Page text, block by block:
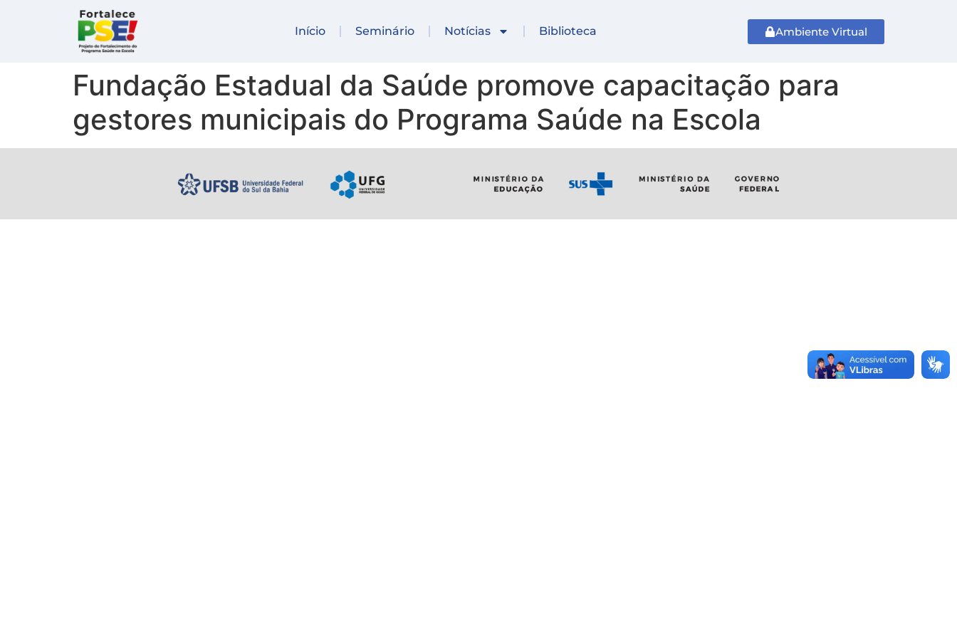
Início Seminário Notícias Biblioteca Ambiente Virtual
Fundação Estadual da Saúde promove capacitação para
gestores municipais do Programa Saúde na Escola